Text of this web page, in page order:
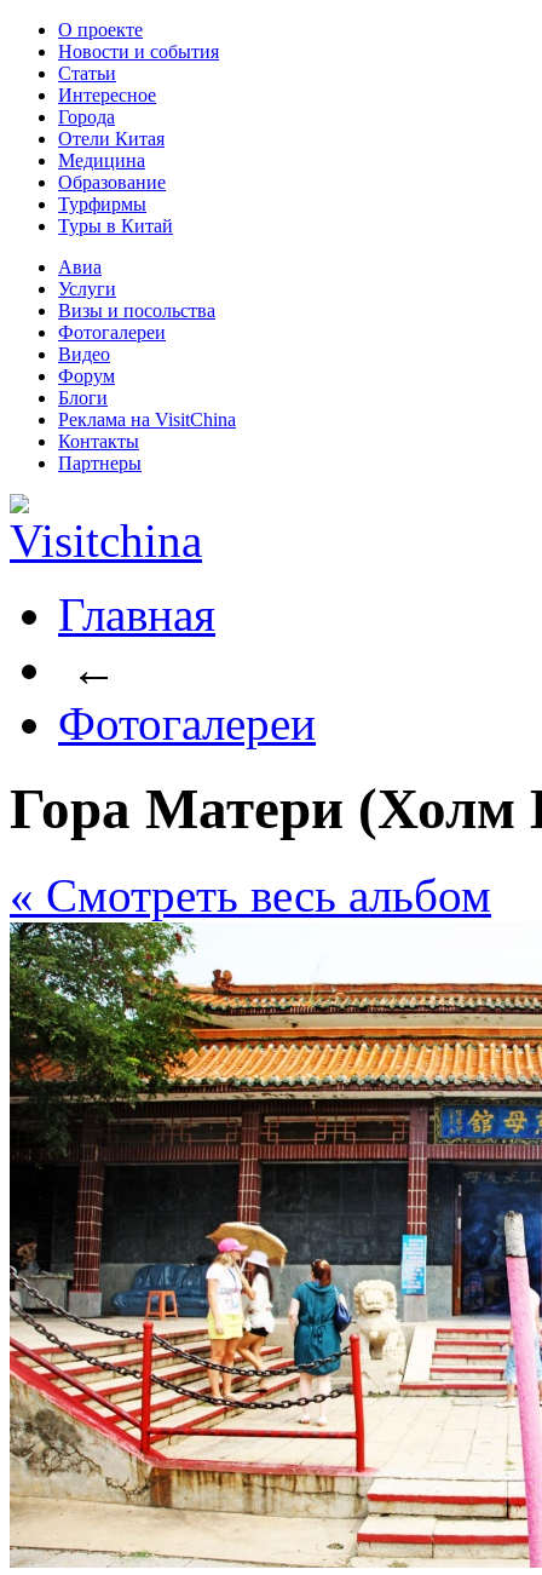
О проекте
Новости и события
Статьи
Интересное
Города
Отели Китая
Медицина
Образование
Турфирмы
Туры в Китай
Авиа
Услуги
Визы и посольства
Фотогалереи
Видео
Форум
Блоги
Реклама на VisitChina
Контакты
Партнеры
Главная
←
Фотогалереи
Гора Матери (Холм
« Cмотреть весь альбом